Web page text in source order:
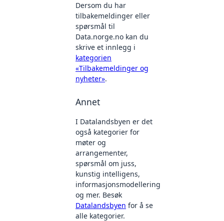
Dersom du har
tilbakemeldinger eller
spørsmål til
Data.norge.no kan du
skrive et innlegg i
kategorien
«Tilbakemeldinger og
nyheter».
Annet
I Datalandsbyen er det
også kategorier for
møter og
arrangementer,
spørsmål om juss,
kunstig intelligens,
informasjonsmodellering
og mer. Besøk
Datalandsbyen for å se
alle kategorier.